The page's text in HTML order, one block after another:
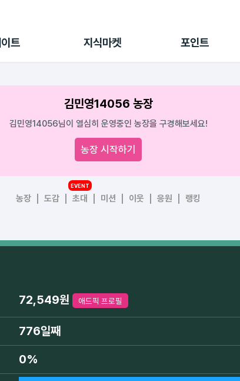
트 지식마켓 포인트
트
출석 룰렛
후원
김민영14056 농장
김민영14056님이 열심히 운영중인 농장을 구경해보세요!
농장 시작하기
농장 도감 초대
EVENT
미션 이웃 응원 랭킹
72,549원 애드픽 프로필
776일째
0%